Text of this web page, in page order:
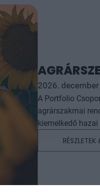
2026.
A Portfolio
agrárszakmai
kiemelkedő
agrárpiaci
agrárgazdaság